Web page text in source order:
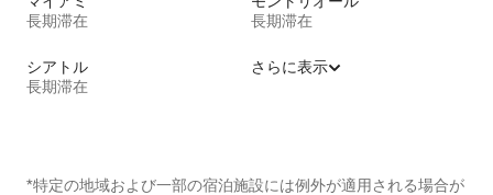
長期滞在
長期滞在
シアトル
長期滞在
さらに表示
*特定の地域および一部の宿泊施設には例外が適用される場合が